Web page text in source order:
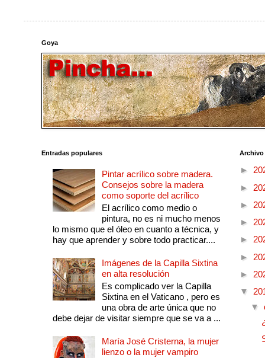
Goya
Entradas populares
Pintar acrílico sobre madera.
Consejos sobre la madera
como soporte del acrílico
El acrílico como medio o
pintura, no es ni mucho menos
lo mismo que el óleo en cuanto a técnica, y
hay que aprender y sobre todo practicar....
Imágenes de la Capilla Sixtina
en alta resolución
Es complicado ver la Capilla
Sixtina en el Vaticano , pero es
una obra de arte única que no
debe dejar de visitar siempre que se va a ...
María José Cristerna, la mujer
lienzo o la mujer vampiro
►
►
►
►
►
►
►
▼
▼